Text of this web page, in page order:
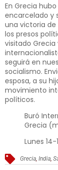
En Grecia
encarcelado y
una victoria
los presos
visitado
seguirá en
socialismo.
esposa, a su
movimiento
políticos.
Buró
Grecia
Lunes
Grecia,India,